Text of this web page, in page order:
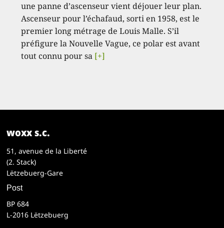
une panne d’ascenseur vient déjouer leur plan.
Ascenseur pour l’échafaud, sorti en 1958, est le
premier long métrage de Louis Malle. S’il
préfigure la Nouvelle Vague, ce polar est avant
tout connu pour sa [+]
woxx s.c.
51, avenue de la Liberté
(2. Stack)
Lëtzebuerg-Gare
Post
BP 684
L-2016 Lëtzebuerg